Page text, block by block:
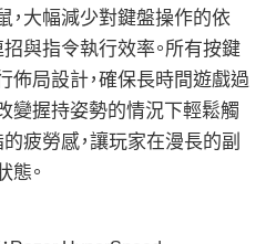
，大幅減少對鍵盤操作的依
與指令執行效率。所有按鍵
佈局設計，確保長時間遊戲過
變握持姿勢的情況下輕鬆觸
疲勞感，讓玩家在漫長的副
。